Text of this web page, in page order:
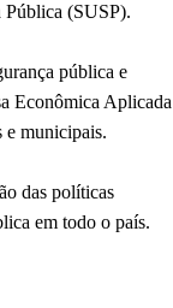
Pública (SUSP).
pública e
Econômica Aplicada
e municipais.
das políticas
em todo o país.